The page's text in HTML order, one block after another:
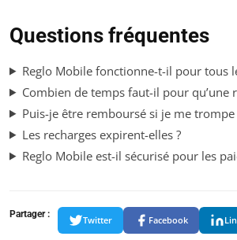
Questions fréquentes
Reglo Mobile fonctionne-t-il pour tous
Combien de temps faut-il pour qu’une
Puis-je être remboursé si je me
Les recharges expirent-elles ?
Reglo Mobile est-il sécurisé pour les
Partager :
Twitter Facebook